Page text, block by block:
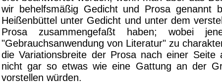
wir behelfsmäßig Gedicht und Prosa genannt
Heißenbüttel unter Gedicht und unter dem
Prosa zusammengefaßt haben; wobei
"Gebrauchsanwendung von Literatur" zu
die Variationsbreite der Prosa nach einer Seite
nicht gar so etwas wie eine Gattung an der
vorstellen würden.